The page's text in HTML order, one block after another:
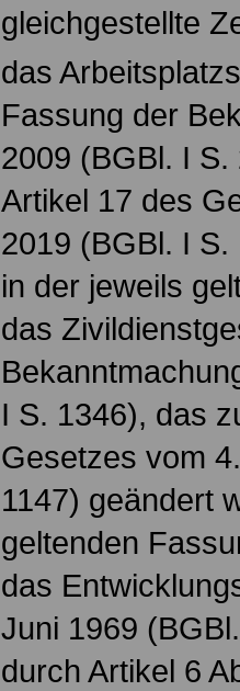
gleichgestellte
das
Fassung der
2009 (BGBl. I
Artikel 17 des
2019 (BGBl. I
in der jeweils
das
I S. 1346), das
Gesetzes vom
1147) geändert
geltenden
das
Juni 1969
durch Artikel 6